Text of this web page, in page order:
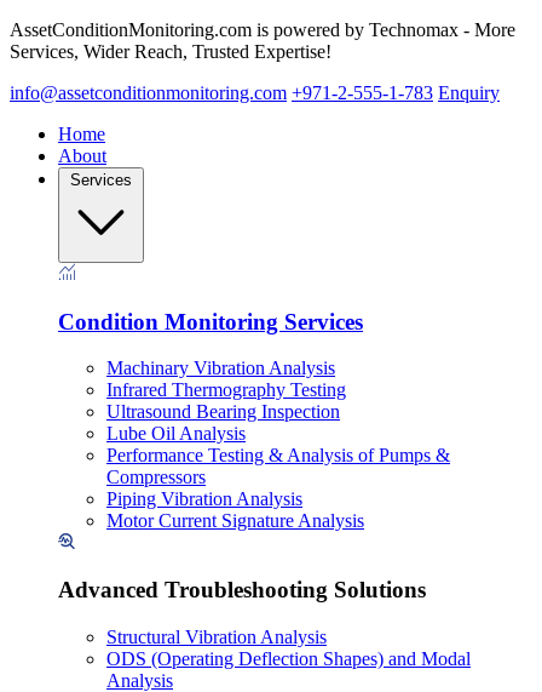
AssetConditionMonitoring.com is powered by Technomax - More
Services, Wider Reach, Trusted Expertise!
info@assetconditionmonitoring.com +971-2-555-1-783 Enquiry
Home
About
Services
Condition Monitoring Services
Machinary Vibration Analysis
Infrared Thermography Testing
Ultrasound Bearing Inspection
Lube Oil Analysis
Performance Testing & Analysis of Pumps &
Compressors
Piping Vibration Analysis
Motor Current Signature Analysis
Advanced Troubleshooting Solutions
Structural Vibration Analysis
ODS (Operating Deflection Shapes) and Modal
Analysis